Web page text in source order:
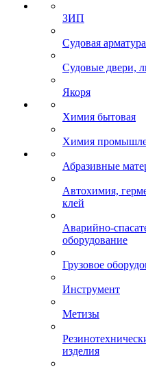
ЗИП
Судовая арматура
Судовые двери,
Якоря
Химия бытовая
Химия
Абразивные
Автохимия,
клей
Аварийно-
оборудование
Грузовое
Инструмент
Метизы
изделия